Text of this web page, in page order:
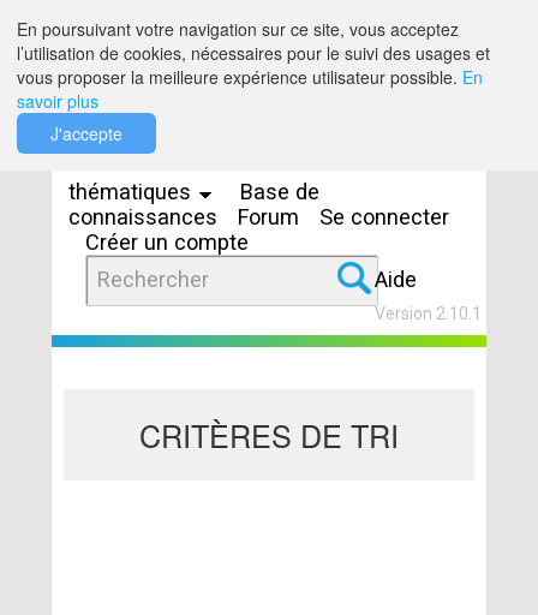
thématiques
Base de
connaissances
Forum
Se connecter
Créer un compte
Aide
Version 2.10.1
CRITÈRES DE TRI
En poursuivant votre navigation sur ce site, vous acceptez
l’utilisation de cookies, nécessaires pour le suivi des usages et
vous proposer la meilleure expérience utilisateur possible. En
savoir plus
J'accepte